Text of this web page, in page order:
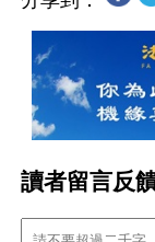
讀者留言反